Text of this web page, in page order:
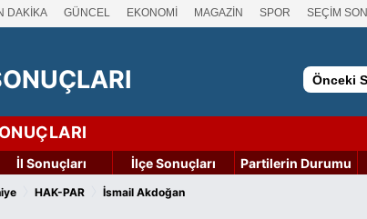
DAKİKA GÜNCEL EKONOMİ MAGAZİN SPOR SEÇİM
Önceki
İl Sonuçları İlçe Sonuçları Partilerin Durumu
HAK-PAR İsmail Akdoğan